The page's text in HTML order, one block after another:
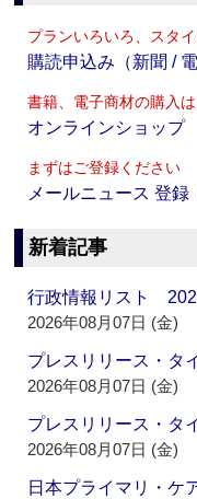
プランいろいろ、スタ
購読申込み（新聞 / 電
書籍、電子商材の購入
オンラインショップ
まずはご登録ください
メールニュース 登録
新着記事
行政情報リスト
2026年08月07日 (金)
プレスリリース・タ
2026年08月07日 (金)
プレスリリース・
2026年08月07日 (金)
日本プライマリ・